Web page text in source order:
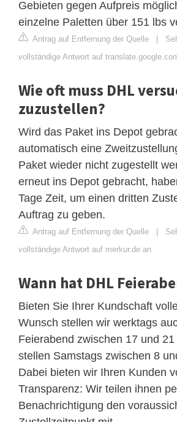
Gebieten gegen Aufpreis
einzelne Paletten über 151 lbs
Antrag auf Entfernung der Quelle |
vollständige Antwort auf
Wie oft muss DHL
zuzustellen?
Wird das Paket ins Depot
automatisch eine
Paket wieder nicht zugestellt
erneut ins Depot gebracht,
Tage Zeit, um einen dritten
Auftrag zu geben.
Antrag auf Entfernung der Quelle |
vollständige Antwort auf merkur.de an
Wann hat DHL
Bieten Sie Ihrer Kundschaft
Wunsch stellen wir werktags
Feierabend zwischen 17 und
stellen Samstags zwischen 8
Dabei bieten wir Ihren Kunden
Transparenz: Wir teilen ihnen
Benachrichtigung den